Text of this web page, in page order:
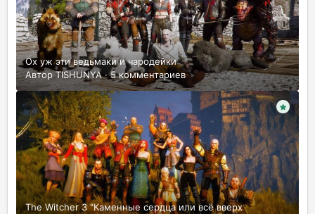
Ох уж эти ведьмаки и чародейки
АвторTISHUNYA·5 комментариев
The Witcher 3 "Каменные сердца или всё вверх